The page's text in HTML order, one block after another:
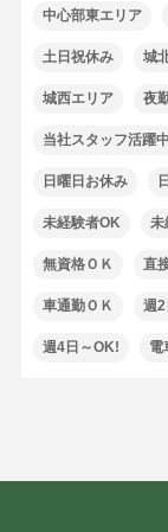
中心部東エリア
土日祝休み 城
城西エリア 夜
当社スタッフ活躍中
日曜日お休み
未経験者OK 未
無資格ＯＫ 直
車通勤ＯＫ 週
週4日～OK! 電